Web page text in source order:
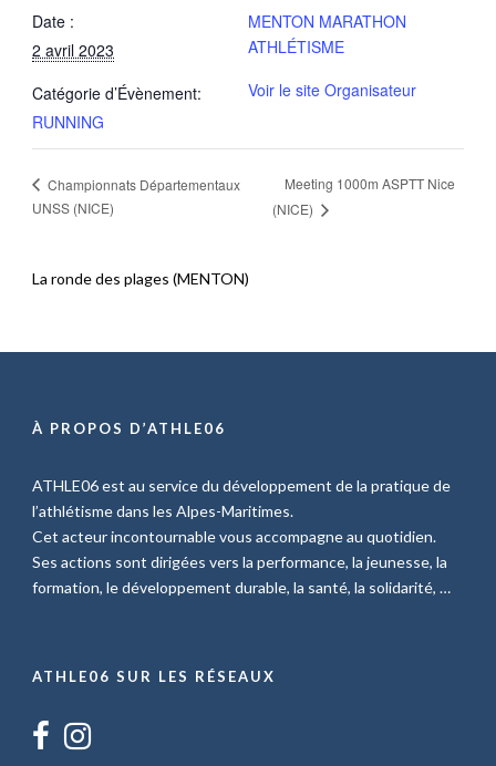
Date :
2 avril 2023
Catégorie d’Évènement:
RUNNING
MENTON MARATHON
ATHLÉTISME
Voir le site Organisateur
Championnats Départementaux
UNSS (NICE)
Meeting 1000m ASPTT Nice
(NICE)
La ronde des plages (MENTON)
À PROPOS D’ATHLE06
ATHLE06 est au service du développement de la pratique de
l’athlétisme dans les Alpes-Maritimes.
Cet acteur incontournable vous accompagne au quotidien.
Ses actions sont dirigées vers la performance, la jeunesse, la
formation, le développement durable, la santé, la solidarité, …
ATHLE06 SUR LES RÉSEAUX